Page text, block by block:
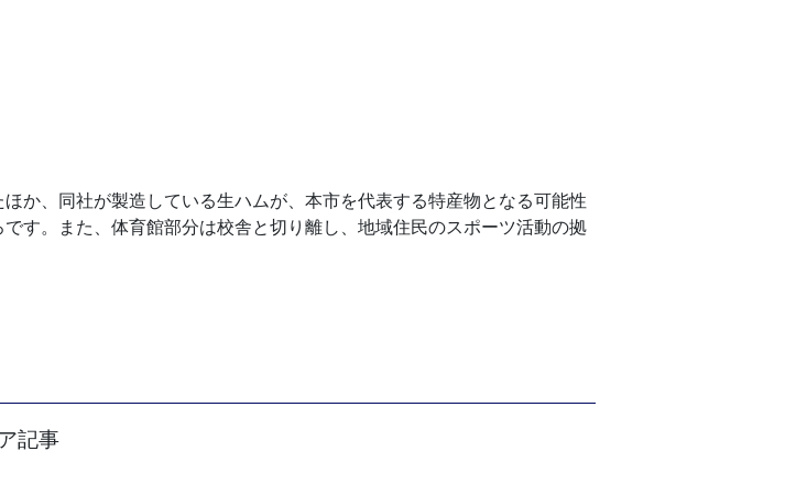
か、同社が製造している生ハムが、本市を代表する特産物となる可能性
す。また、体育館部分は校舎と切り離し、地域住民のスポーツ活動の拠
記事